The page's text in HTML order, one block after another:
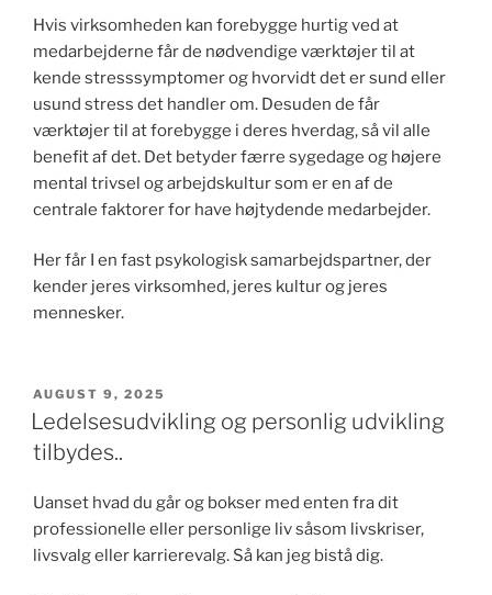
Hvis virksomheden kan forebygge hurtig ved at
medarbejderne får de nødvendige værktøjer til at
kende stresssymptomer og hvorvidt det er sund eller
usund stress det handler om. Desuden de får
værktøjer til at forebygge i deres hverdag, så vil alle
benefit af det. Det betyder færre sygedage og højere
mental trivsel og arbejdskultur som er en af de
centrale faktorer for have højtydende medarbejder.
Her får I en fast psykologisk samarbejdspartner, der
kender jeres virksomhed, jeres kultur og jeres
mennesker.
UDGIVET
DEN
AUGUST 9, 2025
Ledelsesudvikling og personlig udvikling
tilbydes..
Uanset hvad du går og bokser med enten fra dit
professionelle eller personlige liv såsom livskriser,
livsvalg eller karrierevalg. Så kan jeg bistå dig.